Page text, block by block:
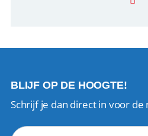
BLIJF OP DE HOOGTE!
Schrijf je dan direct in voor